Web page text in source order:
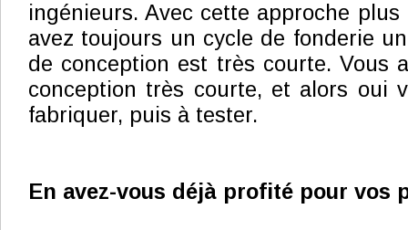
ingénieurs. Avec cette approche
avez toujours un cycle de fonderie
de conception est très courte. Vous
conception très courte, et alors oui
fabriquer, puis à tester.
En avez-vous déjà profité pour vos